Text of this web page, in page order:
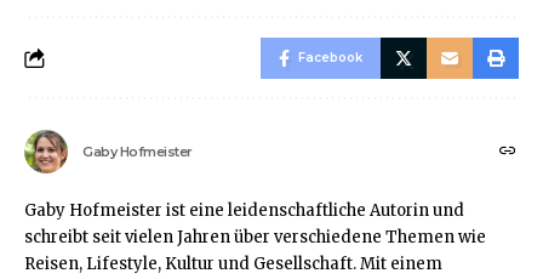
Facebook
Gaby Hofmeister
Gaby Hofmeister ist eine leidenschaftliche Autorin und
schreibt seit vielen Jahren über verschiedene Themen wie
Reisen, Lifestyle, Kultur und Gesellschaft. Mit einem